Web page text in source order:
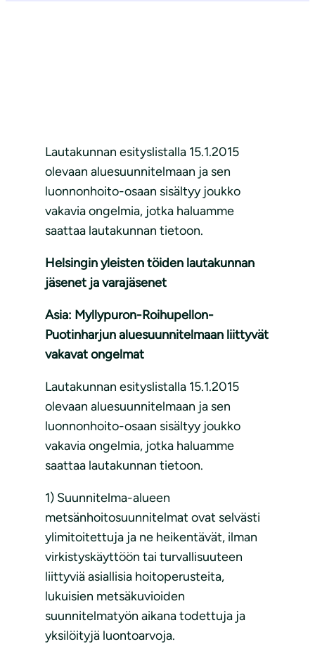
Lautakunnan esityslistalla 15.1.2015
olevaan aluesuunnitelmaan ja sen
luonnonhoito-osaan sisältyy joukko
vakavia ongelmia, jotka haluamme
saattaa lautakunnan tietoon.
Helsingin yleisten töiden lautakunnan
jäsenet ja varajäsenet
Asia: Myllypuron-Roihupellon-
Puotinharjun aluesuunnitelmaan liittyvät
vakavat ongelmat
Lautakunnan esityslistalla 15.1.2015
olevaan aluesuunnitelmaan ja sen
luonnonhoito-osaan sisältyy joukko
vakavia ongelmia, jotka haluamme
saattaa lautakunnan tietoon.
1) Suunnitelma-alueen
metsänhoitosuunnitelmat ovat selvästi
ylimitoitettuja ja ne heikentävät, ilman
virkistyskäyttöön tai turvallisuuteen
liittyviä asiallisia hoitoperusteita,
lukuisien metsäkuvioiden
suunnitelmatyön aikana todettuja ja
yksilöityjä luontoarvoja.